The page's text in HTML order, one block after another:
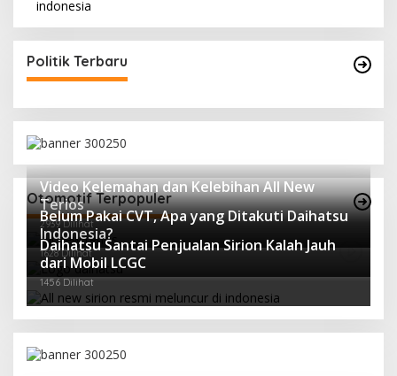
Politik Terbaru
Otomotif Terpopuler
Video Kelemahan dan Kelebihan All New
Terios
2939 Dilihat
Belum Pakai CVT, Apa yang Ditakuti Daihatsu
Indonesia?
1628 Dilihat
Daihatsu Santai Penjualan Sirion Kalah Jauh
dari Mobil LCGC
1456 Dilihat